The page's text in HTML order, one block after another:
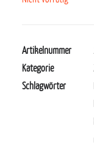
Artikelnummer
Kategorie
Schlagwörter